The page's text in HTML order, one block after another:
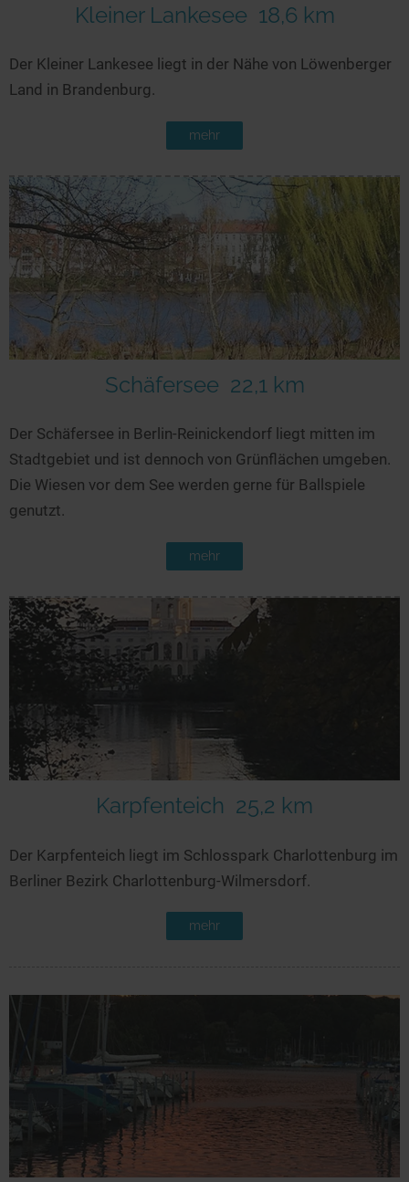
Kleiner Lankesee 18,6 km
Der Kleiner Lankesee liegt in der Nähe von Löwenberger
Land in Brandenburg.
mehr
Schäfersee 22,1 km
Der Schäfersee in Berlin-Reinickendorf liegt mitten im
Stadtgebiet und ist dennoch von Grünflächen umgeben.
Die Wiesen vor dem See werden gerne für Ballspiele
genutzt.
mehr
Karpfenteich 25,2 km
Der Karpfenteich liegt im Schlosspark Charlottenburg im
Berliner Bezirk Charlottenburg-Wilmersdorf.
mehr